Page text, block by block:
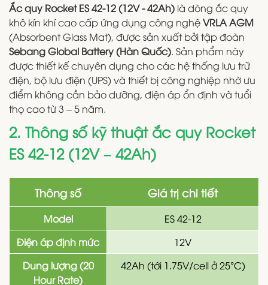
Ắc quy Rocket ES 42-12 (12V - 42Ah) là dòng ắc quy
khô kín khí cao cấp ứng dụng công nghệVRLA AGM
(Absorbent Glass Mat), được sản xuất bởi tập đoàn
Sebang Global Battery (Hàn Quốc). Sản phẩm này
được thiết kế chuyên dụng cho các hệ thống lưu trữ
điện, bộ lưu điện (UPS) và thiết bị công nghiệp nhờ ưu
điểm không cần bảo dưỡng, điện áp ổn định và tuổi
thọ cao từ 3 – 5 năm.
2. Thông số kỹ thuật ắc quy Rocket
ES 42-12 (12V – 42Ah)
Thông số Giá trị chi tiết
Model
ES 42-12
Điện áp định mức
12V
Dung lượng (20
Hour Rate)
42Ah (tới 1.75V/cell ở 25°C)